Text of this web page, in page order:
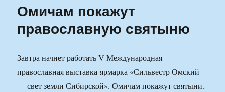
Омичам покажут
православную святыню
Завтра начнет работать V Международная
православная выставка-ярмарка «Сильвестр Омский
— свет земли Сибирской». Омичам покажут святыни.